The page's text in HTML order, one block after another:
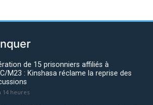
de 15 prisonniers affiliés à
M23 : Kinshasa réclame la reprise des
14 heures